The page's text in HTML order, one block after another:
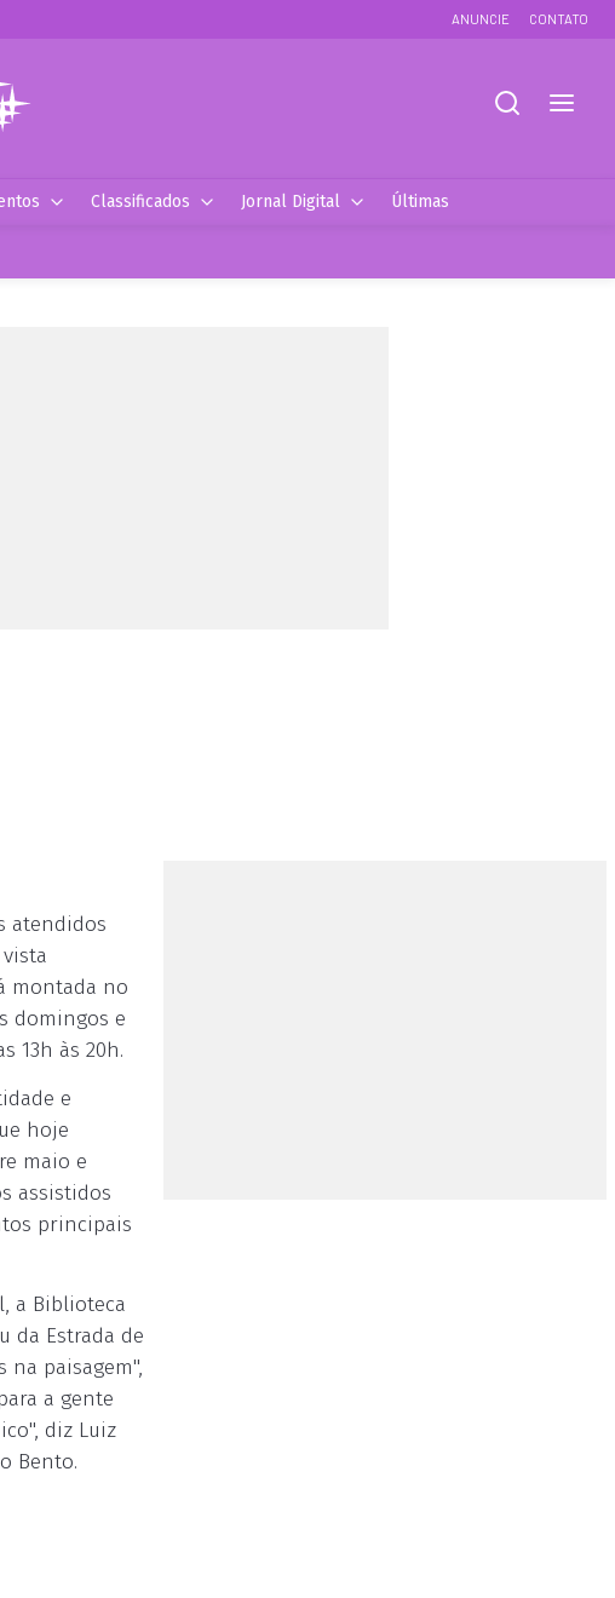
ANUNCIE CONTATO
Classificados Jornal Digital Últimas
atendidos
montada no
domingos e
13h às 20h.
e
hoje
maio e
assistidos
principais
a Biblioteca
da Estrada de
na paisagem",
a gente
diz Luiz
Bento.